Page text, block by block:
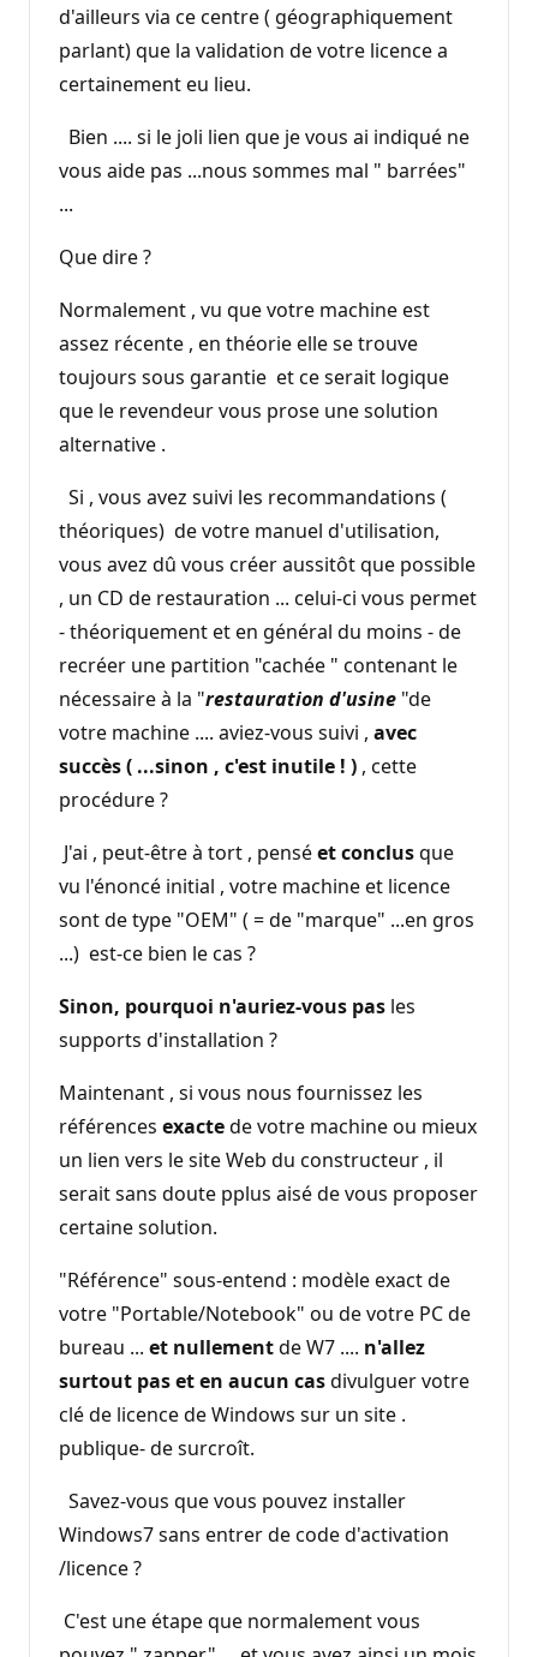
d'ailleurs via ce centre ( géographiquement
parlant) que la validation de votre licence a
certainement eu lieu.
Bien .... si le joli lien que je vous ai indiqué ne
vous aide pas ...nous sommes mal " barrées"
...
Que dire ?
Normalement , vu que votre machine est
assez récente , en théorie elle se trouve
toujours sous garantie et ce serait logique
que le revendeur vous prose une solution
alternative .
Si , vous avez suivi les recommandations (
théoriques) de votre manuel d'utilisation,
vous avez dû vous créer aussitôt que possible
, un CD de restauration ... celui-ci vous permet
- théoriquement et en général du moins - de
recréer une partition "cachée " contenant le
nécessaire à la "restauration d'usine "de
votre machine .... aviez-vous suivi , avec
succès ( ...sinon , c'est inutile ! ) , cette
procédure ?
J'ai , peut-être à tort , penséet conclusque
vu l'énoncé initial , votre machine et licence
sont de type "OEM" ( = de "marque" ...en gros
...) est-ce bien le cas ?
Sinon, pourquoi n'auriez-vous pas les
supports d'installation ?
Maintenant , si vous nous fournissez les
références exactede votre machine ou mieux
un lien vers le site Web du constructeur , il
serait sans doute pplus aisé de vous proposer
certaine solution.
"Référence" sous-entend : modèle exact de
votre "Portable/Notebook" ou de votre PC de
bureau ... et nullementde W7 .... n'allez
surtout pas et en aucun casdivulguer votre
clé de licence de Windows sur un site .
publique- de surcroît.
Savez-vous que vous pouvez installer
Windows7 sans entrer de code d'activation
/licence ?
C'est une étape que normalement vous